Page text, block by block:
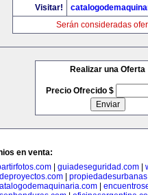
Visitar!
Serán consideradas
Realizar una Oferta
Precio Ofrecido $
en venta:
| guiadeseguridad.com|
|